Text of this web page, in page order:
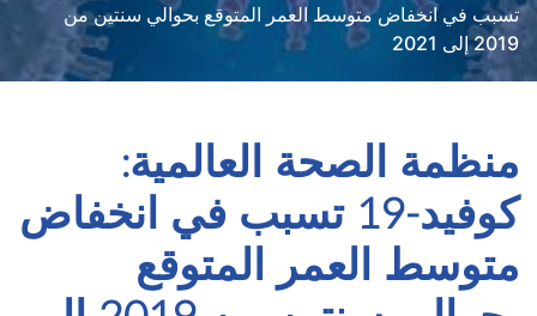
تسبب في انخفاض متوسط العمر المتوقع بحوالي سنتين من
2019 إلى 2021
منظمة الصحة العالمية:
كوفيد-19 تسبب في انخفاض
متوسط العمر المتوقع